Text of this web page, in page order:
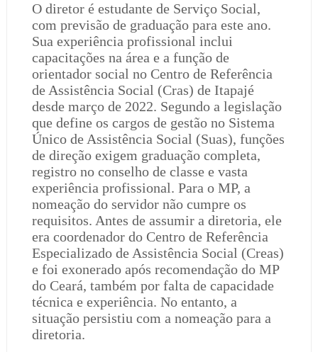
O diretor é estudante de Serviço Social,
com previsão de graduação para este ano.
Sua experiência profissional inclui
capacitações na área e a função de
orientador social no Centro de Referência
de Assistência Social (Cras) de Itapajé
desde março de 2022. Segundo a legislação
que define os cargos de gestão no Sistema
Único de Assistência Social (Suas), funções
de direção exigem graduação completa,
registro no conselho de classe e vasta
experiência profissional. Para o MP, a
nomeação do servidor não cumpre os
requisitos. Antes de assumir a diretoria, ele
era coordenador do Centro de Referência
Especializado de Assistência Social (Creas)
e foi exonerado após recomendação do MP
do Ceará, também por falta de capacidade
técnica e experiência. No entanto, a
situação persistiu com a nomeação para a
diretoria.